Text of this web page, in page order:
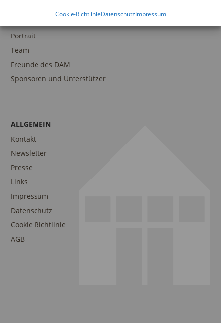
Cookie-RichtlinieDatenschutzImpressum
Portrait
Team
Freunde des DAM
Sponsoren und Unterstützer
ALLGEMEIN
Kontakt
Newsletter
Presse
Links
Impressum
Datenschutz
Cookie Richtlinie
AGB